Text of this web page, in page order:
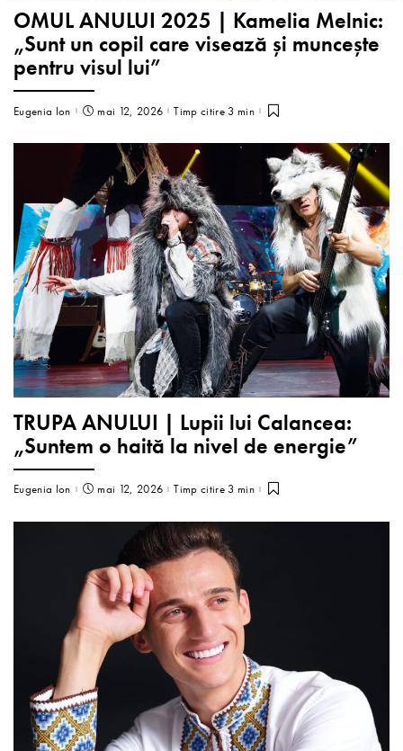
OMUL ANULUI 2025 | Kamelia Melnic:
„Sunt un copil care visează și muncește
pentru visul lui”
Eugenia Ion mai 12, 2026 Timp citire 3 min
TRUPA ANULUI | Lupii lui Calancea:
„Suntem o haită la nivel de energie”
Eugenia Ion mai 12, 2026 Timp citire 3 min